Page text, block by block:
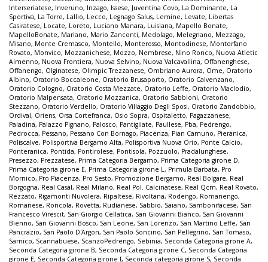
Interseriatese, Inveruno, Inzago, Issese, Juventina Covo, La Dominante, La
Sportiva, La Torre, Lallio, Lecco, Legnago Salus, Lemine, Levate, Libertas
Casiratese, Locate, Loreto, Luciano Manara, Luisiana, Mapello Bonate,
MapelloBonate, Mariano, Mario Zanconti, Medolago, Melegnano, Mezzago,
Misano, Monte Cremasco, Montello, Monterosso, Montodinese, Montorfano
Rovato, Monvico, Mozzanichese, Mozzo, Nembrese, Nino Ronco, Nuova Atletic
Almenno, Nuova Frontiera, Nuova Selvino, Nuova Valcavallina, Offanenghese,
Offanengo, Olginatese, Olimpic Trezzanese, Ombriano Aurora, Ome, Oratorio
Albino, Oratorio Boccaleone, Oratorio Brusaporto, Oratorio Calvenzano,
Oratorio Cologno, Oratorio Costa Mezzate, Oratorio Leffe, Oratorio Maclodio,
Oratorio Malpensata, Oratorio Mozzanica, Oratorio Sabbioni, Oratorio
Stezzano, Oratorio Verdello, Oratorio Villaggio Degli Sposi, Oratorio Zandobbio,
Ordival, Oriens, Orsa Cortefranca, Osio Sopra, Ospitaletto, Pagazzanese,
Paladina, Palazzo Pignano, Palosco, Pantigliate, Paullese, Pba, Pedrengo,
Pedrocca, Pessano, Pessano Con Bornago, Piacenza, Pian Camuno, Pieranica,
Poliscalve, Polisportiva Bergamo Alta, Polisportiva Nuova Orio, Ponte Calcio,
Ponteranica, Pontida, Pontirolese, Pontisola, Pozzuolo, Pradalunghese,
Presezzo, Prezzatese, Prima Categoria Bergamo, Prima Categoria girone D,
Prima Categoria girone E, Prima Categoria girone L , Primula Barbata, Pro
Mornico, Pro Piacenza, Pro Sesto, Promozione Bergamo, Real Bolgare, Real
Borgogna, Real Casal, Real Milano, Real Pol. Calcinatese, Real Qcm, Real Rovato,
Rezzato, Rigamonti Nuvolera, Ripaltese, Rivoltana, Rodengo, Romanengo,
Romanese, Roncola, Rovetta, Rudianese, Sabbio, Saiano, Sambonifacese, San
Francesco Virescit, San Giorgio Cellatica, San Giovanni Bianco, San Giovanni
Bienno, San Giovanni Bosco, San Leone, San Lorenzo, San Martino Leffe, San
Pancrazio, San Paolo D'Argon, San Paolo Soncino, San Pellegrino, San Tomaso,
Sarnico, Scannabuese, ScanzoPedrengo, Sebinia, Seconda Categoria girone A,
Seconda Categoria girone B, Seconda Categoria girone C, Seconda Categoria
girone E, Seconda Categoria girone I, Seconda categoria girone S, Seconda